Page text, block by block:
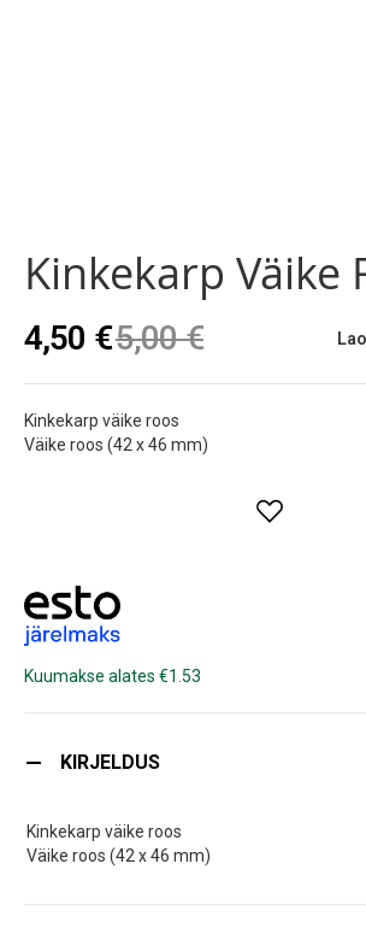
beginning
of
images
gallery
Kinkekarp Väike
4,50 €5,00 €
Kinkekarp väike roos
Väike roos (42 x 46 mm)
Kuumakse alates €1.53
KIRJELDUS
Kinkekarp väike roos
Väike roos (42 x 46 mm)